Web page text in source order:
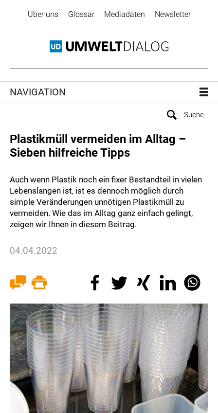
Über uns Glossar Mediadaten Newsletter
NAVIGATION
Plastikmüll vermeiden im Alltag –
Sieben hilfreiche Tipps
Auch wenn Plastik noch ein fixer Bestandteil in vielen
Lebenslangen ist, ist es dennoch möglich durch
simple Veränderungen unnötigen Plastikmüll zu
vermeiden. Wie das im Alltag ganz einfach gelingt,
zeigen wir Ihnen in diesem Beitrag.
04.04.2022